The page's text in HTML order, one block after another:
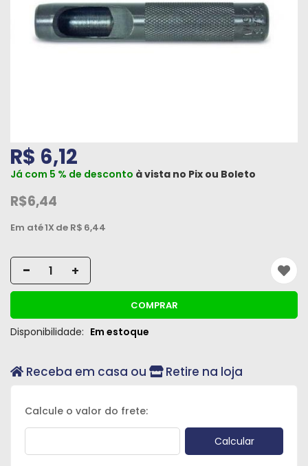
Máquinas
Iluminação
Elétricos
Materiais
Hidráulicos
Pneumáticos
Tintas
Químicos
Peças
e
Mecânica
R$ 6,12
Já com 5 % de desconto à vista no Pix ou Boleto
R$6,44
Em até1X de R$ 6,44
- +
COMPRAR
Disponibilidade: Em estoque
Receba em casa ou Retire na loja